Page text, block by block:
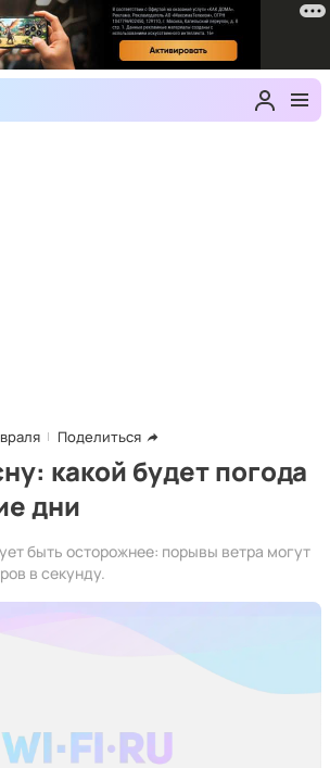
Поделиться
какой будет погода
дни
быть осторожнее: порывы ветра могут
в секунду.